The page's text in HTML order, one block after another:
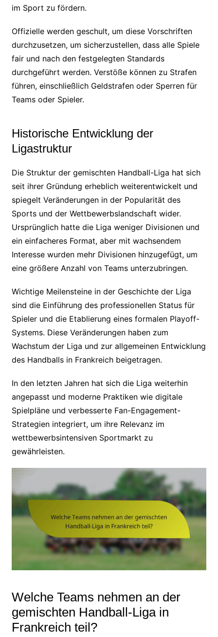
im Sport zu fördern.
Offizielle werden geschult, um diese Vorschriften
durchzusetzen, um sicherzustellen, dass alle Spiele
fair und nach den festgelegten Standards
durchgeführt werden. Verstöße können zu Strafen
führen, einschließlich Geldstrafen oder Sperren für
Teams oder Spieler.
Historische Entwicklung der
Ligastruktur
Die Struktur der gemischten Handball-Liga hat sich
seit ihrer Gründung erheblich weiterentwickelt und
spiegelt Veränderungen in der Popularität des
Sports und der Wettbewerbslandschaft wider.
Ursprünglich hatte die Liga weniger Divisionen und
ein einfacheres Format, aber mit wachsendem
Interesse wurden mehr Divisionen hinzugefügt, um
eine größere Anzahl von Teams unterzubringen.
Wichtige Meilensteine in der Geschichte der Liga
sind die Einführung des professionellen Status für
Spieler und die Etablierung eines formalen Playoff-
Systems. Diese Veränderungen haben zum
Wachstum der Liga und zur allgemeinen Entwicklung
des Handballs in Frankreich beigetragen.
In den letzten Jahren hat sich die Liga weiterhin
angepasst und moderne Praktiken wie digitale
Spielpläne und verbesserte Fan-Engagement-
Strategien integriert, um ihre Relevanz im
wettbewerbsintensiven Sportmarkt zu
gewährleisten.
Welche Teams nehmen an der
gemischten Handball-Liga in
Frankreich teil?